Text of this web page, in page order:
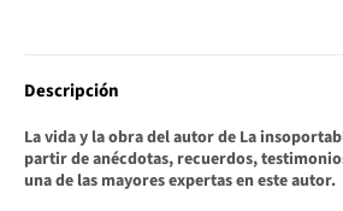
Descripción
La vida y la obra del autor de La
partir de anécdotas, recuerdos,
una de las mayores expertas en este autor.